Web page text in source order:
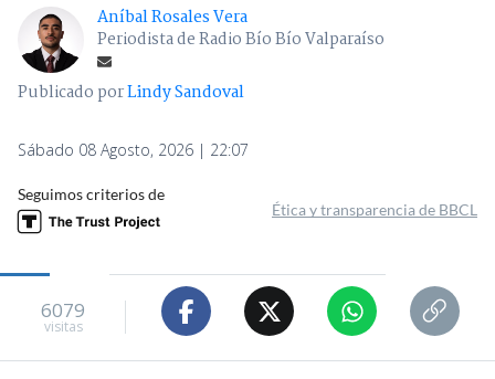
Aníbal Rosales Vera
Periodista de Radio Bío Bío Valparaíso
Publicado porLindy Sandoval
Sábado 08 Agosto, 2026 | 22:07
Seguimos criterios de
Ética y transparencia de BBCL
6079
visitas